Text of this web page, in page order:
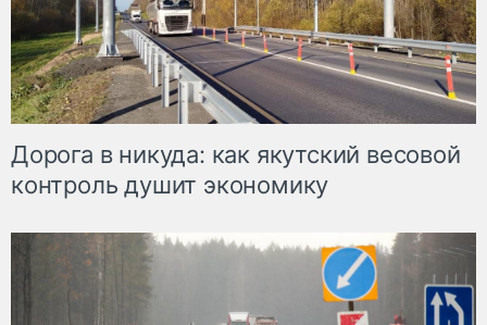
Дорога в никуда: как якутский весовой
контроль душит экономику